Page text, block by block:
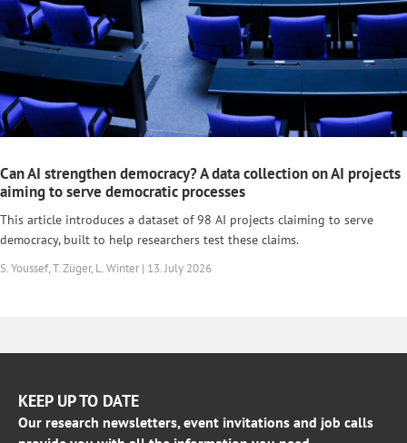
Can AI strengthen democracy? A data collection on AI projects
aiming to serve democratic processes
This article introduces a dataset of 98 AI projects claiming to serve
democracy, built to help researchers test these claims.
S. Youssef, T. Züger, L. Winter | 13. July 2026
KEEP UP TO DATE
Our research newsletters, event invitations and job calls